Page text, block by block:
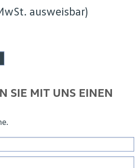
ausweisbar)
SIE MIT UNS EINEN